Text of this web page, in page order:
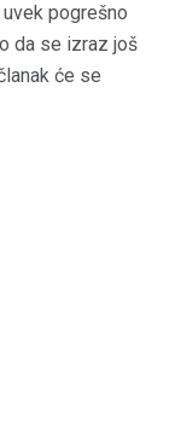
pogrešno
da se izraz još
će se